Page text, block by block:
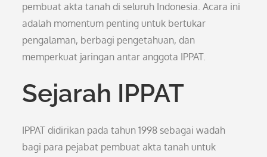
pembuat akta tanah di seluruh Indonesia. Acara ini
adalah momentum penting untuk bertukar
pengalaman, berbagi pengetahuan, dan
memperkuat jaringan antar anggota IPPAT.
Sejarah IPPAT
IPPAT didirikan pada tahun 1998 sebagai wadah
bagi para pejabat pembuat akta tanah untuk